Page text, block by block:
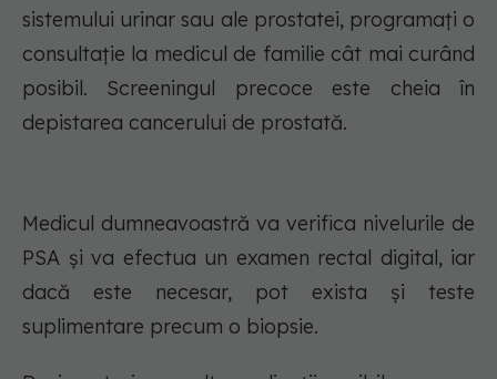
sistemului urinar sau ale prostatei, programați o
consultație la medicul de familie cât mai curând
posibil. Screeningul precoce este cheia în
depistarea cancerului de prostată.
Medicul dumneavoastră va verifica nivelurile de
PSA și va efectua un examen rectal digital, iar
dacă este necesar, pot exista și teste
suplimentare precum o biopsie.